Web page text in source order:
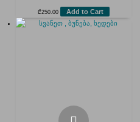
₾250.00 Add to Cart